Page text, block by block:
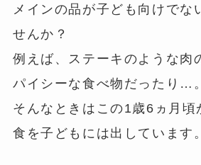
メインの品が子ども向けでな
せんか？
例えば、ステーキのような肉
パイシーな食べ物だったり…。
そんなときはこの1歳6ヵ月頃
食を子どもには出しています。